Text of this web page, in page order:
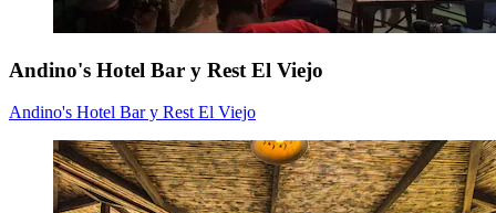
Andino's Hotel Bar y Rest El Viejo
Andino's Hotel Bar y Rest El Viejo